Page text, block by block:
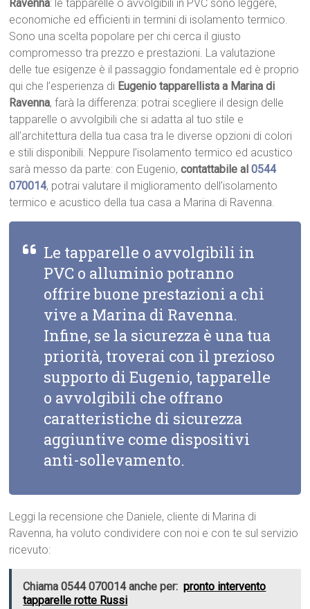
Ravenna: le tapparelle o avvolgibili in PVC sono leggere,
economiche ed efficienti in termini di isolamento termico.
Sono una scelta popolare per chi cerca il giusto
compromesso tra prezzo e prestazioni. La valutazione
delle tue esigenze è il passaggio fondamentale ed è proprio
qui che l’esperienza di Eugenio tapparellista a Marina di
Ravenna, farà la differenza: potrai scegliere il design delle
tapparelle o avvolgibili che si adatta al tuo stile e
all’architettura della tua casa tra le diverse opzioni di colori
e stili disponibili. Neppure l’isolamento termico ed acustico
sarà messo da parte: con Eugenio,contattabile al0544
070014, potrai valutare il miglioramento dell’isolamento
termico e acustico della tua casa a Marina di Ravenna.
Le tapparelle o avvolgibili in
PVC o alluminio potranno
offrire buone prestazioni a chi
vive a Marina di Ravenna.
Infine, se la sicurezza è una tua
priorità, troverai con il prezioso
supporto di Eugenio, tapparelle
o avvolgibili che offrano
caratteristiche di sicurezza
aggiuntive come dispositivi
anti-sollevamento.
Leggi la recensione che Daniele, cliente di Marina di
Ravenna, ha voluto condividere con noi e con te sul servizio
ricevuto:
Chiama 0544 070014 anche per: pronto intervento
tapparelle rotte Russi